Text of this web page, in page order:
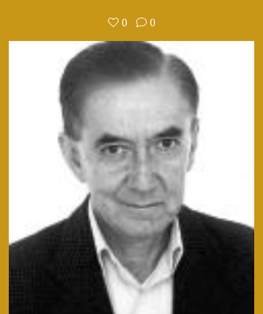
0 0